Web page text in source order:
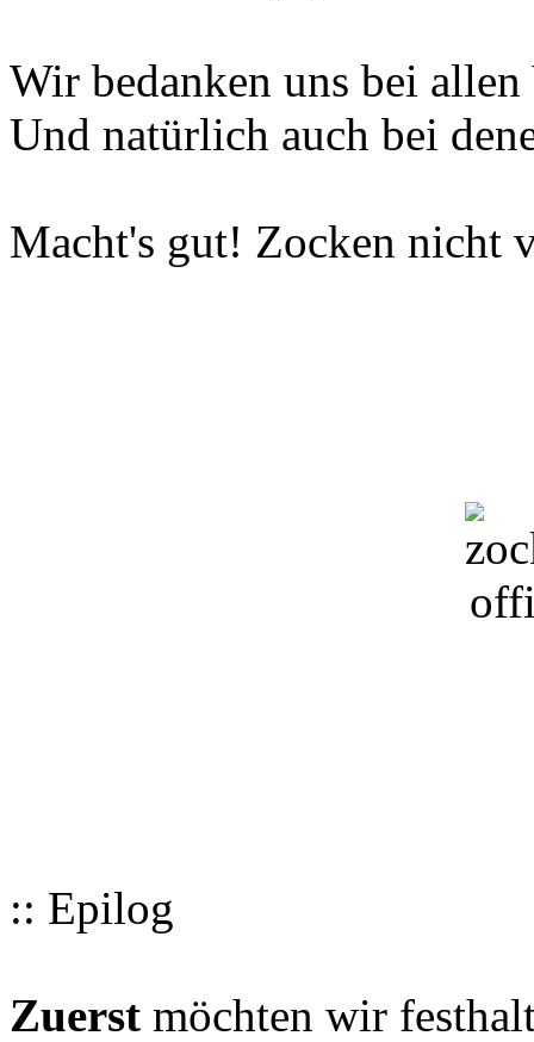
Wir bedanken uns bei
Und natürlich auch bei
Macht's gut! Zocken nicht
:: Epilog
Zuerst möchten wir